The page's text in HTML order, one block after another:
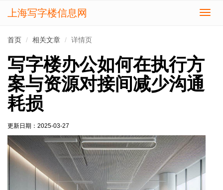
切
上海写字楼信息网
首页 相关文章 详情页
写字楼办公如何在执行方
案与资源对接间减少沟通
耗损
更新日期： 2025-03-27